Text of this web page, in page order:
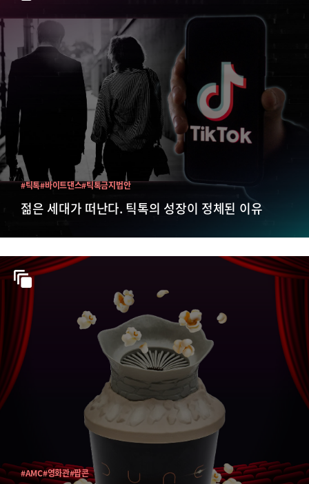
젊은 세대가 떠난다. 틱톡의 성장이 정체된 이유
#틱톡#바이트댄스#틱톡금지법안
#AMC#영화관#팝콘